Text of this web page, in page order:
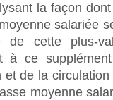
la façon
salariée
de cette plus-
à ce
et de la
moyenne